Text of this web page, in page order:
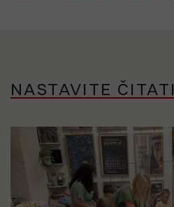
NASTAVITE ČITATI